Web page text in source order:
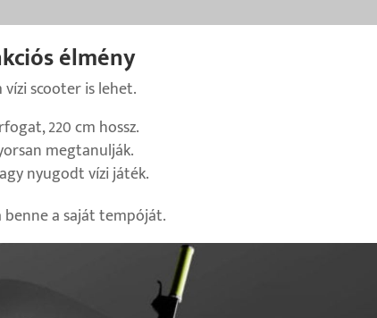
élmény
scooter is lehet.
220 cm hossz.
megtanulják.
nyugodt vízi játék.
a saját tempóját.